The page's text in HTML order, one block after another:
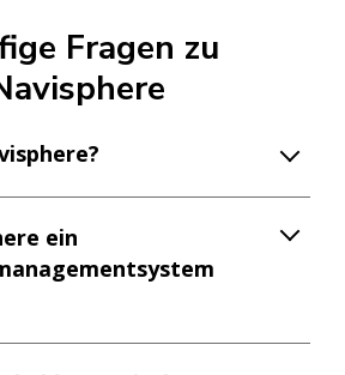
Fragen zu